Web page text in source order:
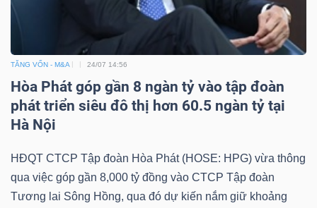
TĂNG VỐN - M&A 24/07 14:56
Hòa Phát góp gần 8 ngàn tỷ vào tập đoàn
phát triển siêu đô thị hơn 60.5 ngàn tỷ tại
Hà Nội
HĐQT CTCP Tập đoàn Hòa Phát (HOSE: HPG) vừa thông
qua việc góp gần 8,000 tỷ đồng vào CTCP Tập đoàn
Tương lai Sông Hồng, qua đó dự kiến nắm giữ khoảng